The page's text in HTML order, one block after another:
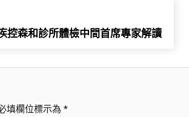
控森和診所體檢中間首席專家解讀
填欄位標示為 *